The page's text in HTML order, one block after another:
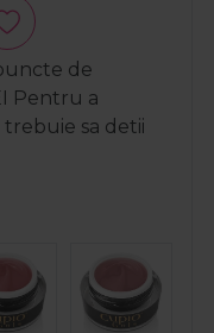
de
Pentru a
sa detii